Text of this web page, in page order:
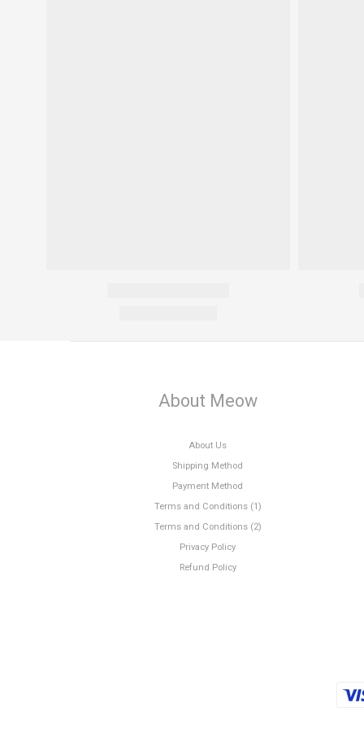
About Meow
About Us
Shipping Method
Payment Method
Terms and Conditions (1)
Terms and Conditions (2)
Privacy Policy
Refund Policy